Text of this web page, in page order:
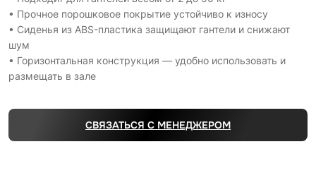
• Прочное порошковое покрытие устойчиво к износу
• Сиденья из ABS-пластика защищают гантели и снижают
шум
• Горизонтальная конструкция — удобно использовать и
размещать в зале
СВЯЗАТЬСЯ С МЕНЕДЖЕРОМ